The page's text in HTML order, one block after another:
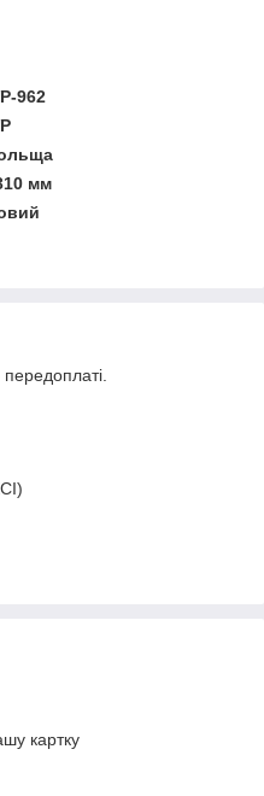
962
мм
картку